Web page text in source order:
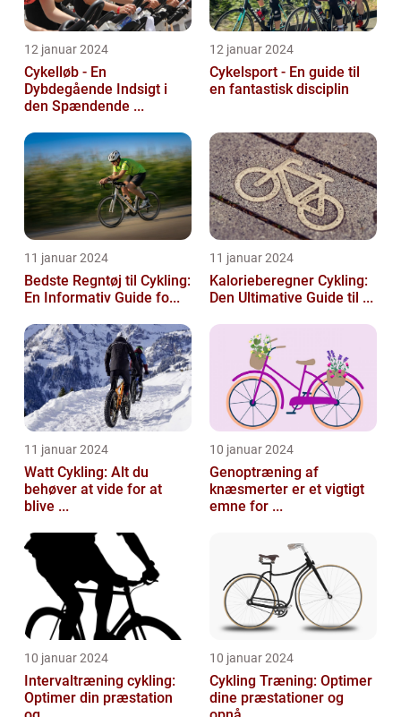
12 januar 2024
Cykelløb - En
Dybdegående Indsigt i
den Spændende ...
12 januar 2024
Cykelsport - En guide til
en fantastisk disciplin
11 januar 2024
Bedste Regntøj til Cykling:
En Informativ Guide fo...
11 januar 2024
Kalorieberegner Cykling:
Den Ultimative Guide til ...
11 januar 2024
Watt Cykling: Alt du
behøver at vide for at
blive ...
10 januar 2024
Genoptræning af
knæsmerter er et vigtigt
emne for ...
10 januar 2024
Intervaltræning cykling:
Optimer din præstation
10 januar 2024
Cykling Træning: Optimer
dine præstationer og